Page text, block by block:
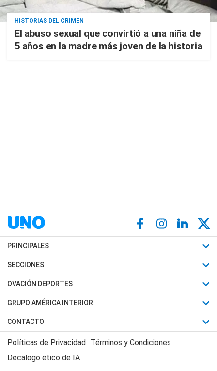
HISTORIAS DEL CRIMEN
El abuso sexual que convirtió a una niña de
5 años en la madre más joven de la historia
PRINCIPALES
Últimas Noticias
Política
Judiciales
Economia
SECCIONES
Horóscopo
Motores
Trucos caseros
Series y Películas
Edictos y Solicitadas
OVACIÓN DEPORTES
Fútbol
Mundial
Automovilismo
Rugby
GRUPO AMÉRICA INTERIOR
Canal 7 en Vivo
CONTACTO
Acerca de Nosotros
Contactanos
Políticas de Privacidad Términos y Condiciones
Decálogo ético de IA